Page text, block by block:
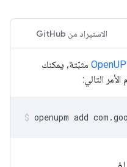
الاستيراد من GitHub
مثبّتة، يمكنك
openupm add